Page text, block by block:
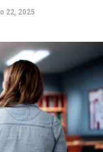
22, 2025